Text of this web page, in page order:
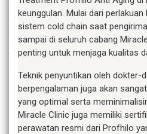
keunggulan. Mulai dari
sistem cold chain saat
sampai di seluruh cabang
penting untuk menjaga kualitas
Teknik penyuntikan oleh dokter-
berpengalaman juga akan
yang optimal serta
Miracle Clinic juga memiliki
perawatan resmi dari Profhilo